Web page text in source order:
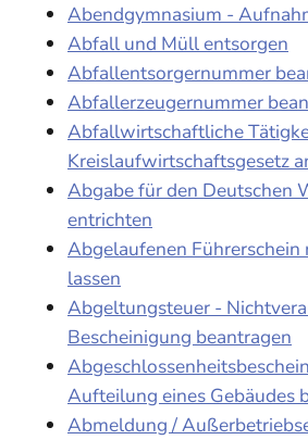
Abendgymnasium -
Abfall und Müll entsorgen
Abfallentsorgernummer
Abfallerzeugernummer
Abfallwirtschaftliche
Kreislaufwirtschaftsgesetz
Abgabe für den Deutschen
entrichten
Abgelaufenen Führerschein
lassen
Abgeltungsteuer -
Bescheinigung beantragen
Aufteilung eines Gebäudes
Abmeldung /